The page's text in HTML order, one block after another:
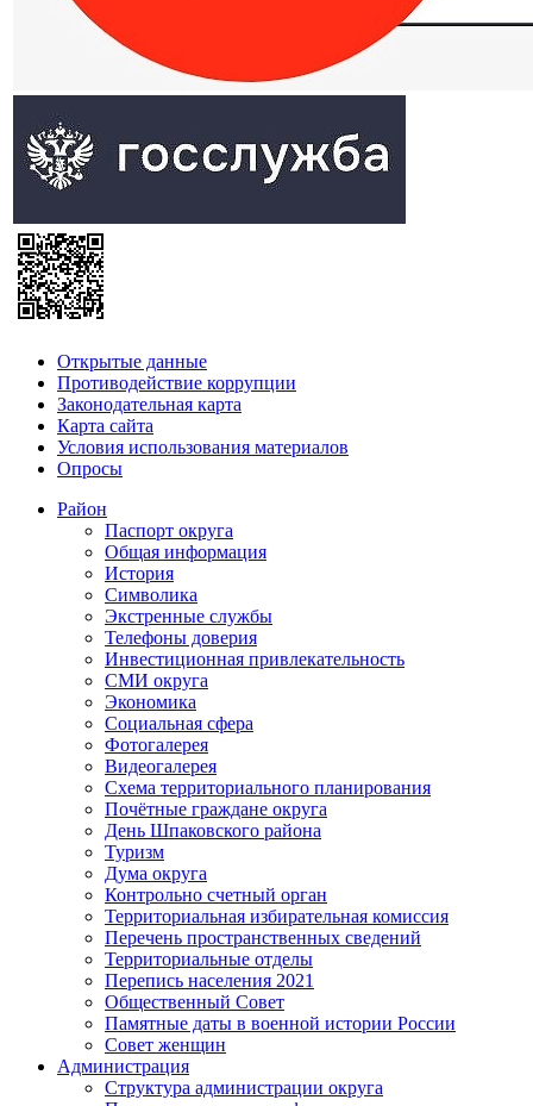
Открытые данные
Противодействие коррупции
Законодательная карта
Карта сайта
Условия использования материалов
Опросы
Район
Паспорт округа
Общая информация
История
Символика
Экстренные службы
Телефоны доверия
Инвестиционная привлекательность
СМИ округа
Экономика
Социальная сфера
Фотогалерея
Видеогалерея
Схема территориального планирования
Почётные граждане округа
День Шпаковского района
Туризм
Дума округа
Контрольно счетный орган
Территориальная избирательная комиссия
Перечень пространственных сведений
Территориальные отделы
Перепись населения 2021
Общественный Совет
Памятные даты в военной истории России
Совет женщин
Администрация
Структура администрации округа